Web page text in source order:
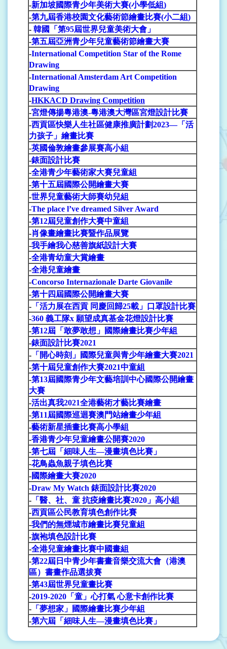
-新加坡國際青少年美術大賽(小學低組)
-第九屆香港校園文化藝術節繪畫比賽(小二組)
- 韓國「第95屆世界兒童美術大會」
-第五屆亞洲青少年兒童藝術節繪畫大賽
-International Competition Star of the Rome
Drawing
-International Amsterdam Art Competition
Drawing
-HKKACD Drawing Competition
-宮燈傳揚粵港澳-粵港澳大灣區宮燈設計比賽
-西貢區快樂人生社區健康推廣計劃2023—「活
力孩子」繪畫比賽
-英國倫敦繪畫參展賽高小組
-錶面設計比賽
-全港青少年藝術家大賽兒童組
-第十五屆國際公開繪畫大賽
-世界兒童藝術大師賽幼兒組
-The place l’ve dreamed Silver Award
-第12屆兒童創作大賽中童組
-肖像畫繪畫比賽暨作品展覽
-我手繪我心慈善旗紙設計大賽
-全港青幼童大賞繪畫
-全港兒童繪畫
-Concorso Internazionale Darte Giovanile
-第十四屆國際公開繪畫大賽
- 「活力展在西貢 同慶回歸25載」口罩設計比賽
-360 義工隊x 願望成真基金花燈設計比賽
-第12屆「敢夢敢想」國際繪畫比賽少年組
-錶面設計比賽2021
- 「開心時刻」國際兒童與青少年繪畫大賽2021
-第十屆兒童創作大賽2021中童組
-第13屆國際青少年文藝培訓中心國際公開繪畫
大賽
-活出真我2021全港藝術才藝比賽繪畫
-第11屆國際巡迴賽澳門站繪畫少年組
-藝術新星插畫比賽高小學組
-香港青少年兒童繪畫公開賽2020
-第七屆「細味人生—漫畫填色比賽」
-花鳥蟲魚親子填色比賽
-國際繪畫大賽2020
-Draw My Watch 錶面設計比賽2020
- 「醫、社、童 抗疫繪畫比賽2020」高小組
-西貢區公民教育填色創作比賽
-我們的無煙城市繪畫比賽兒童組
-旗袍填色設計比賽
-全港兒童繪畫比賽中國畫組
-第22屆日中青少年書畫音樂交流大會（港澳
區）書畫作品選拔賽
-第43屆世界兒童畫比賽
-2019-2020 「童」心打氣 心意卡創作比賽
- 「夢想家」國際繪畫比賽少年組
-第六屆「細味人生—漫畫填色比賽」